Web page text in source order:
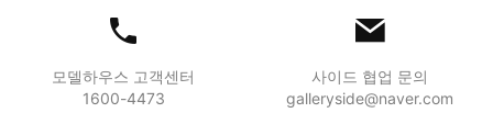
모델하우스 고객센터
1600-4473
사이드 협업 문의
galleryside@naver.com